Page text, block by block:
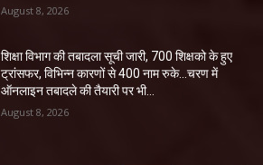
August 8, 2026
शिक्षा विभाग की तबादला सूची जारी, 700 शिक्षको के हुए
ट्रांसफर, विभिन्न कारणों से 400 नाम रुके…चरण में
ऑनलाइन तबादले की तैयारी पर भी...
August 8, 2026